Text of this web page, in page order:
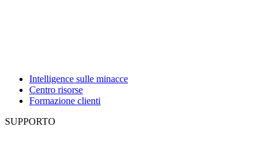
Intelligence sulle minacce
Centro risorse
Formazione clienti
SUPPORTO